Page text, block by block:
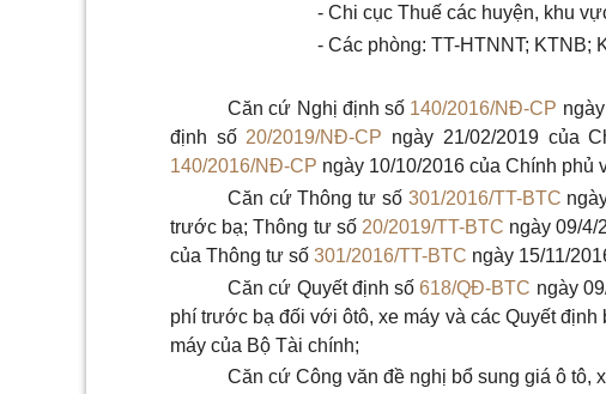
- Chi cục Thuế các huyện, khu
- Các phòng: TT-HTNNT; KTNB;
Căn cứ Nghị định số 140/2016/NĐ-CP
định số 20/2019/NĐ-CP ngày 21/02/2019 của
140/2016/NĐ-CP ngày 10/10/2016 của Chính phủ
Căn cứ Thông tư số 301/2016/TT-BTC
trước bạ; Thông tư số 20/2019/TT-BTC ngày 09/4/
của Thông tư số 301/2016/TT-BTC ngày 15/11/
Căn cứ Quyết định số618/QĐ-BTC ngày
phí trước bạ đối với ôtô, xe máy và các Quyết
máy của Bộ Tài chính;
Căn cứ Công văn đề nghị bổ sung giá ô tô,